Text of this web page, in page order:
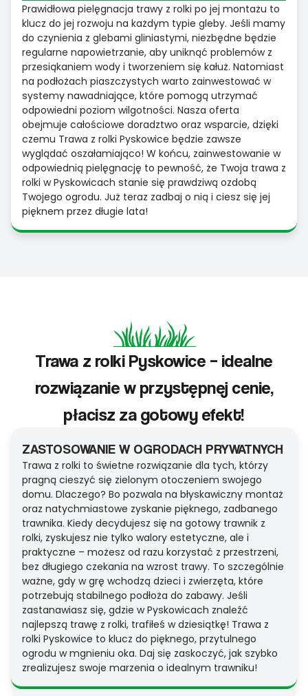
Prawidłowa pielęgnacja trawy z rolki po jej montażu to
klucz do jej rozwoju na każdym typie gleby. Jeśli mamy
do czynienia z glebami gliniastymi, niezbędne będzie
regularne napowietrzanie, aby uniknąć problemów z
przesiąkaniem wody i tworzeniem się kałuż. Natomiast
na podłożach piaszczystych warto zainwestować w
systemy nawadniające, które pomogą utrzymać
odpowiedni poziom wilgotności. Nasza oferta
obejmuje całościowe doradztwo oraz wsparcie, dzięki
czemu Trawa z rolki Pyskowice będzie zawsze
wyglądać oszałamiająco! W końcu, zainwestowanie w
odpowiednią pielęgnację to pewność, że Twoja trawa z
rolki w Pyskowicach stanie się prawdziwą ozdobą
Twojego ogrodu. Już teraz zadbaj o nią i ciesz się jej
pięknem przez długie lata!
Trawa z rolki Pyskowice – idealne
rozwiązanie w przystępnej cenie,
płacisz za gotowy efekt!
ZASTOSOWANIE W OGRODACH PRYWATNYCH
Trawa z rolki to świetne rozwiązanie dla tych, którzy
pragną cieszyć się zielonym otoczeniem swojego
domu. Dlaczego? Bo pozwala na błyskawiczny montaż
oraz natychmiastowe zyskanie pięknego, zadbanego
trawnika. Kiedy decydujesz się na gotowy trawnik z
rolki, zyskujesz nie tylko walory estetyczne, ale i
praktyczne – możesz od razu korzystać z przestrzeni,
bez długiego czekania na wzrost trawy. To szczególnie
ważne, gdy w grę wchodzą dzieci i zwierzęta, które
potrzebują stabilnego podłoża do zabawy. Jeśli
zastanawiasz się, gdzie w Pyskowicach znaleźć
najlepszą trawę z rolki, trafiłeś w dziesiątkę! Trawa z
rolki Pyskowice to klucz do pięknego, przytulnego
ogrodu w mgnieniu oka. Daj się zaskoczyć, jak szybko
zrealizujesz swoje marzenia o idealnym trawniku!